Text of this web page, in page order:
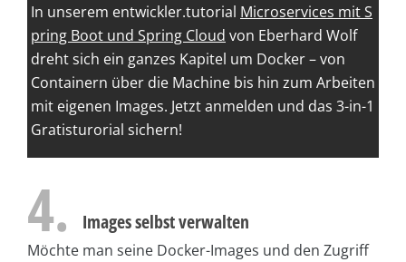
In unserem entwickler.tutorial Microservices mit S
pring Boot und Spring Cloud von Eberhard Wolf
dreht sich ein ganzes Kapitel um Docker – von
Containern über die Machine bis hin zum Arbeiten
mit eigenen Images. Jetzt anmelden und das 3-in-1
Gratisturorial sichern!
4. Images selbst verwalten
Möchte man seine Docker-Images und den Zugriff